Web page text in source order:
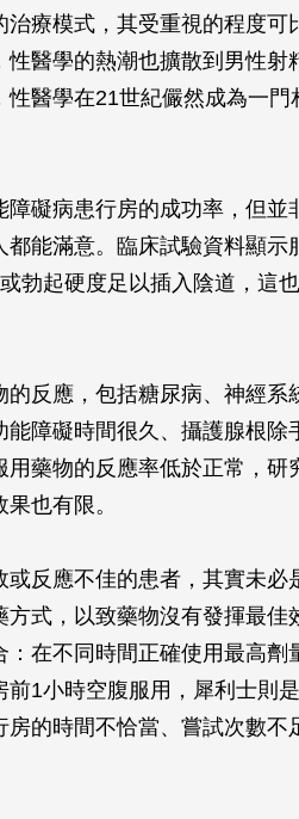
療模式，其受重視的程度可
醫學的熱潮也擴散到男性射
醫學在21世紀儼然成為一門
礙病患行房的成功率，但並
能滿意。臨床試驗資料顯示
勃起硬度足以插入陰道，這
反應，包括糖尿病、神經系
障礙時間很久、攝護腺根除
藥物的反應率低於正常，研
也有限。
反應不佳的患者，其實未必
式，以致藥物沒有發揮最佳
在不同時間正確使用最高劑
1小時空腹服用，犀利士則是
的時間不恰當、嘗試次數不